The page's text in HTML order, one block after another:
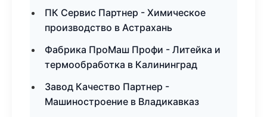
ПК Сервис Партнер - Химическое
производство в Астрахань
Фабрика ПроМаш Профи - Литейка и
термообработка в Калининград
Завод Качество Партнер -
Машиностроение в Владикавказ